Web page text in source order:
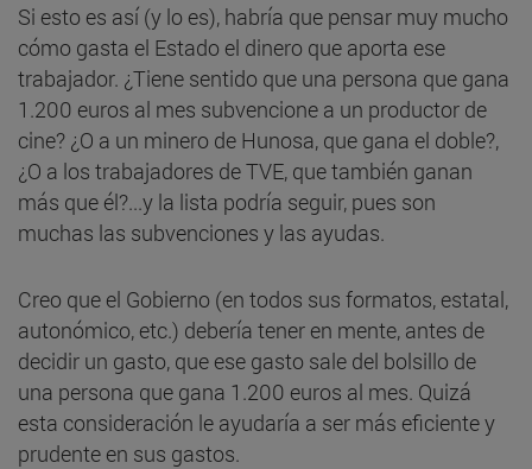
Si esto es así (y lo es), habría que pensar muy mucho
cómo gasta el Estado el dinero que aporta ese
trabajador. ¿Tiene sentido que una persona que gana
1.200 euros al mes subvencione a un productor de
cine? ¿O a un minero de Hunosa, que gana el doble?,
¿O a los trabajadores de TVE, que también ganan
más que él?...y la lista podría seguir, pues son
muchas las subvenciones y las ayudas.
Creo que el Gobierno (en todos sus formatos, estatal,
autonómico, etc.) debería tener en mente, antes de
decidir un gasto, que ese gasto sale del bolsillo de
una persona que gana 1.200 euros al mes. Quizá
esta consideración le ayudaría a ser más eficiente y
prudente en sus gastos.